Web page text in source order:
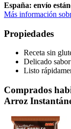
España: envío
Más información
Propiedades
Receta sin
Delicado
Listo
Comprados
Arroz